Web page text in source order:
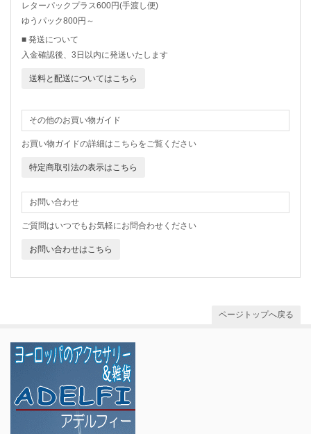
レターパックプラス600円(手渡し便)
ゆうパック800円～
■ 発送について
入金確認後、3日以内に発送いたします
送料と配送についてはこちら
その他のお買い物ガイド
お買い物ガイドの詳細はこちらをご覧ください
特定商取引法の表示はこちら
お問い合わせ
ご質問はいつでもお気軽にお問合わせください
お問い合わせはこちら
ページトップへ戻る